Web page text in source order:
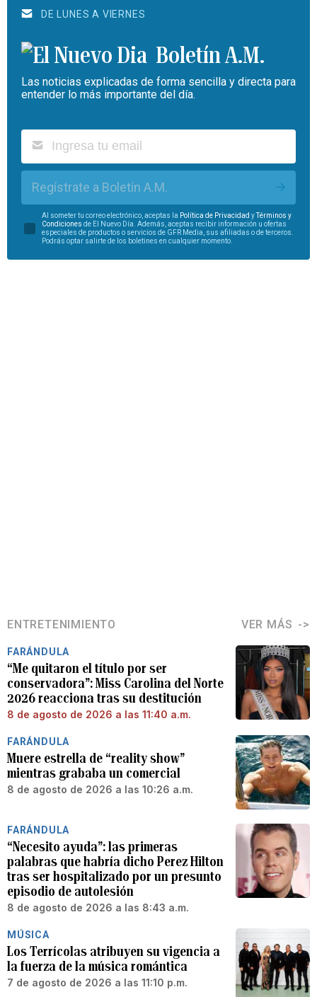
DE LUNES A VIERNES
Boletín A.M.
Las noticias explicadas de forma sencilla y directa para
entender lo más importante del día.
Regístrate a Boletín A.M.
Al someter tu correo electrónico, aceptas la Política de Privacidad yTérminos y
Condiciones de El Nuevo Día. Además, aceptas recibir información u ofertas
especiales de productos o servicios de GFR Media, sus afiliadas o de terceros.
Podrás optar salirte de los boletines en cualquier momento.
ENTRETENIMIENTO VER MÁS
FARÁNDULA
“Me quitaron el título por ser
conservadora”: Miss Carolina del Norte
2026 reacciona tras su destitución
8 de agosto de 2026 a las 11:40 a.m.
FARÁNDULA
Muere estrella de “reality show”
mientras grababa un comercial
8 de agosto de 2026 a las 10:26 a.m.
FARÁNDULA
“Necesito ayuda”: las primeras
palabras que habría dicho Perez Hilton
tras ser hospitalizado por un presunto
episodio de autolesión
8 de agosto de 2026 a las 8:43 a.m.
MÚSICA
Los Terrícolas atribuyen su vigencia a
la fuerza de la música romántica
7 de agosto de 2026 a las 11:10 p.m.